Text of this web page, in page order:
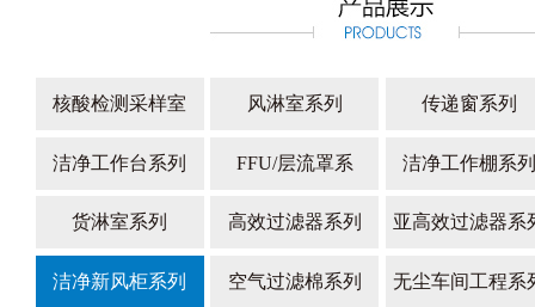
核酸检测采样室 风淋室系列 传递窗系列
洁净工作台系列 FFU/层流罩系 洁净工作棚系
货淋室系列 高效过滤器系列 亚高效过滤器系
洁净新风柜系列 空气过滤棉系列 无尘车间工程系